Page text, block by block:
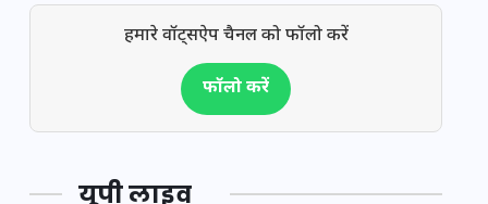
हमारे वॉट्सऐप चैनल को फॉलो करें
फॉलो करें
यूपी लाइव